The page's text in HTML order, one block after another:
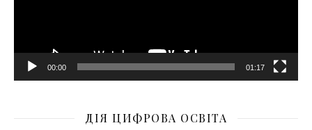
00:00 01:17
ДІЯ ЦИФРОВА ОСВІТА